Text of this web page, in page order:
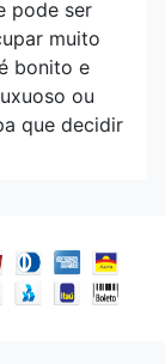
pode ser
muito
bonito e
ou
que decidir